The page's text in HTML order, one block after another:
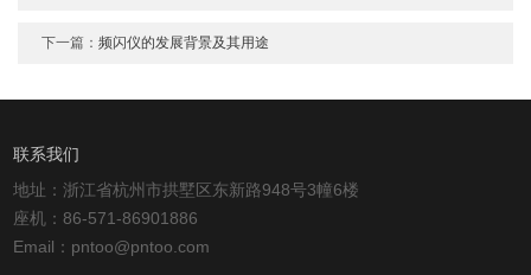
下一篇：频闪仪的发展背景及其用途
联系我们
地址：浙江省杭州市拱墅区东新路948号3幢6楼
座机：86-571-86901886
Email：pntoo@pntoo.com